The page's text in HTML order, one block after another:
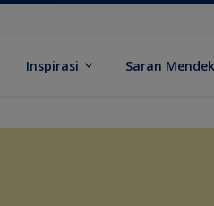
Inspirasi Saran